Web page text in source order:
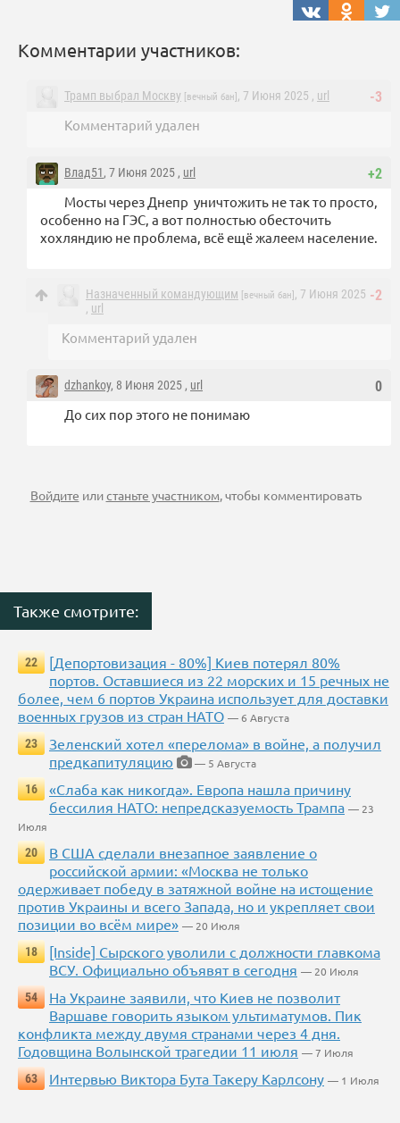
Комментарии участников:
-3
Трамп выбрал Москву [вечный бан] , 7 Июня 2025 , url
Комментарий удален
+2
Влад51, 7 Июня 2025 , url
Мосты через Днепр уничтожить не так то просто,
особенно на ГЭС, а вот полностью обесточить
хохляндию не проблема, всё ещё жалеем население.
-2
Назначенный командующим [вечный бан] , 7 Июня 2025
, url
Комментарий удален
0
dzhankoy, 8 Июня 2025 , url
До сих пор этого не понимаю
Войдите илистаньте участником, чтобы комментировать
Также смотрите:
22
[Депортовизация - 80%] Киев потерял 80%
портов. Оставшиеся из 22 морских и 15 речных не
более, чем 6 портов Украина использует для доставки
военных грузов из стран НАТО — 6 Августа
23
Зеленский хотел «перелома» в войне, а получил
предкапитуляцию
— 5 Августа
16
«Слаба как никогда». Европа нашла причину
бессилия НАТО: непредсказуемость Трампа — 23
Июля
20
В США сделали внезапное заявление о
российской армии: «Москва не только
одерживает победу в затяжной войне на истощение
против Украины и всего Запада, но и укрепляет свои
позиции во всём мире» — 20 Июля
18
[Inside] Сырского уволили с должности главкома
ВСУ. Официально объявят в сегодня — 20 Июля
54
На Украине заявили, что Киев не позволит
Варшаве говорить языком ультиматумов. Пик
конфликта между двумя странами через 4 дня.
Годовщина Волынской трагедии 11 июля — 7 Июля
63
Интервью Виктора Бута Такеру Карлсону — 1 Июля